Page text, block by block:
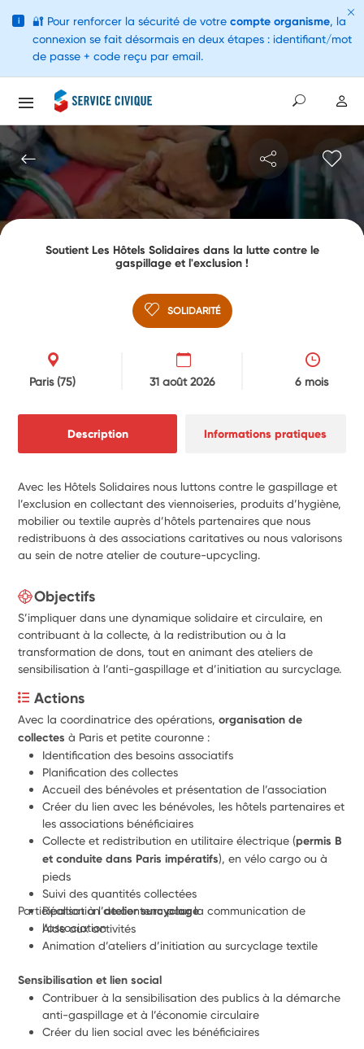
Soutient Les Hôtels Solidaires dans la lutte contre le
gaspillage et l'exclusion !
SOLIDARITÉ
Paris(75) 31 août 2026 6 mois
Description Informations pratiques
Avec les Hôtels Solidaires nous luttons contre le gaspillage et
l’exclusion en collectant des viennoiseries, produits d’hygiène,
mobilier ou textile auprès d’hôtels partenaires que nous
redistribuons à des associations caritatives ou nous valorisons
au sein de notre atelier de couture-upcycling.
Objectifs
S’impliquer dans une dynamique solidaire et circulaire, en
contribuant à la collecte, à la redistribution ou à la
transformation de dons, tout en animant des ateliers de
sensibilisation à l’anti-gaspillage et d’initiation au surcyclage.
Actions
Avec la coordinatrice des opérations, organisation de
collectes à Paris et petite couronne :
Identification des besoins associatifs
Planification des collectes
Créer du lien avec les bénévoles, les hôtels partenaires et
les associations bénéficiaires
Collecte et redistribution en utilitaire électrique (permis B
et conduite dans Paris impératifs), en vélo cargo ou à
pieds
Suivi des quantités collectées
Réalisation de contenu pour la communication de
l’association
Participation à l’atelier surcyclage
Aide aux activités
Animation d’ateliers d’initiation au surcyclage textile
Sensibilisation et lien social
Contribuer à la sensibilisation des publics à la démarche
anti-gaspillage et à l’économie circulaire
Créer du lien social avec les bénéficiaires
i 🔐 Pour renforcer la sécurité de votre compte organisme, la
connexion se fait désormais en deux étapes : identifiant/mot
de passe + code reçu par email.